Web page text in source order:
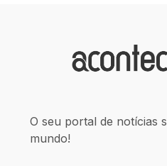
O seu portal de notícias
mundo!